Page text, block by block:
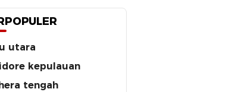
utara
kepulauan
tengah